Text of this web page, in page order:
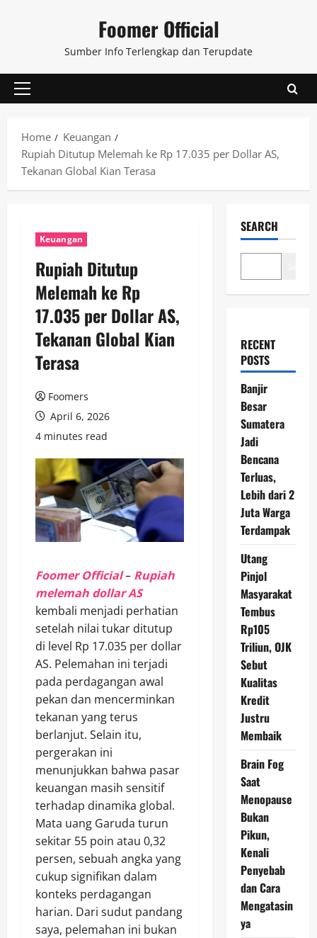
Foomer Official
Sumber Info Terlengkap dan Terupdate
Primary
Home
Keuangan
Rupiah Ditutup Melemah ke Rp 17.035 per Dollar AS,
Tekanan Global Kian Terasa
Keuangan
Rupiah Ditutup
Melemah ke Rp
17.035 per Dollar AS,
Tekanan Global Kian
Terasa
Foomers
April 6, 2026
4 minutes read
Foomer Official– Rupiah
melemah dollar AS
kembali menjadi perhatian
setelah nilai tukar ditutup
di level Rp 17.035 per dollar
AS. Pelemahan ini terjadi
pada perdagangan awal
pekan dan mencerminkan
tekanan yang terus
berlanjut. Selain itu,
pergerakan ini
menunjukkan bahwa pasar
keuangan masih sensitif
terhadap dinamika global.
Mata uang Garuda turun
sekitar 55 poin atau 0,32
persen, sebuah angka yang
cukup signifikan dalam
konteks perdagangan
harian. Dari sudut pandang
saya, pelemahan ini bukan
SEARCH
RECENT
POSTS
Banjir
Besar
Sumatera
Jadi
Bencana
Terluas,
Lebih dari 2
Juta Warga
Terdampak
Utang
Pinjol
Masyarakat
Tembus
Rp105
Triliun, OJK
Sebut
Kualitas
Kredit
Justru
Membaik
Brain Fog
Saat
Menopause
Bukan
Pikun,
Kenali
Penyebab
dan Cara
Mengatasin
ya